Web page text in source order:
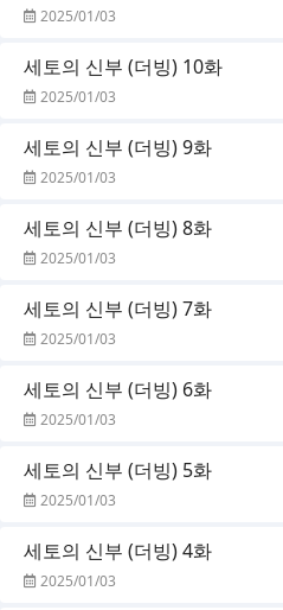
2025/01/03
세토의 신부 (더빙) 10화
2025/01/03
세토의 신부 (더빙) 9화
2025/01/03
세토의 신부 (더빙) 8화
2025/01/03
세토의 신부 (더빙) 7화
2025/01/03
세토의 신부 (더빙) 6화
2025/01/03
세토의 신부 (더빙) 5화
2025/01/03
세토의 신부 (더빙) 4화
2025/01/03